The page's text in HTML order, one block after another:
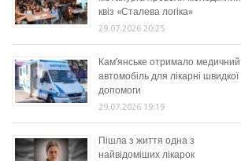
квіз «Сталева логіка»
29.07.2026 20:25
Кам’янське отримало медичний
автомобіль для лікарні швидкої
допомоги
29.07.2026 19:19
Пішла з життя одна з
найвідоміших лікарок